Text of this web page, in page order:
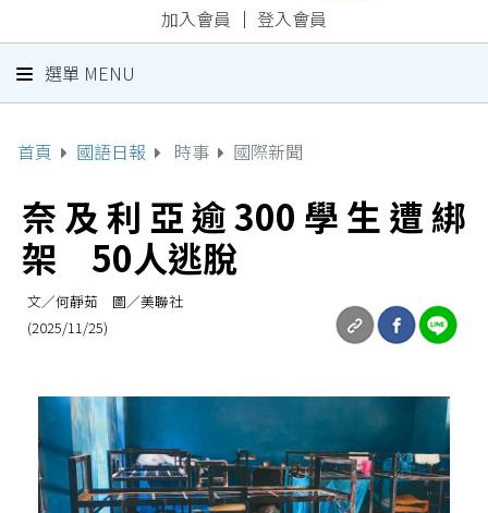
加入會員 ｜ 登入會員
選單 MENU
首頁 國語日報 時事 國際新聞
奈及利亞逾300學生遭綁
架 50人逃脫
文／何靜茹 圖／美聯社
(2025/11/25)